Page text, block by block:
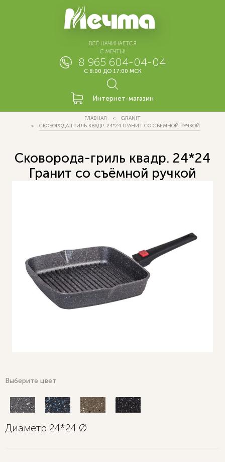
ВСЁ НАЧИНАЕТСЯ
С МЕЧТЫ!
8 965 604-04-04
С 8:00 ДО 17:00 МСК
Интернет-магазин
ГЛАВНАЯ
GRANIT
СКОВОРОДА-ГРИЛЬ КВАДР. 24*24 ГРАНИТ СО СЪЁМНОЙ РУЧКОЙ
Сковорода-гриль квадр. 24*24
Гранит со съёмной ручкой
Выберите цвет
Диаметр 24*24 Ø